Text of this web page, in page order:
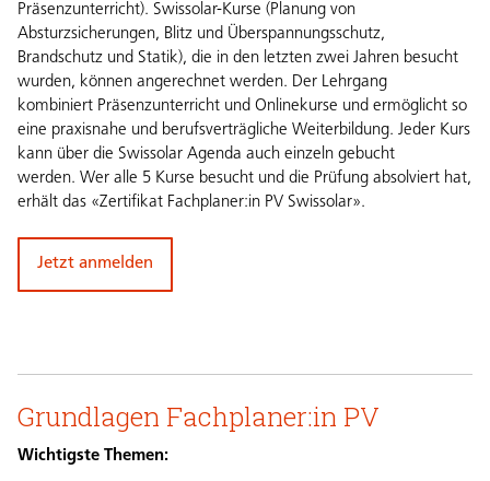
Präsenzunterricht). Swissolar-Kurse (Planung von
Absturzsicherungen, Blitz und Überspannungsschutz,
Brandschutz und Statik), die in den letzten zwei Jahren besucht
wurden, können angerechnet werden. Der Lehrgang
kombiniert Präsenzunterricht und Onlinekurse und ermöglicht so
eine praxisnahe und berufsverträgliche Weiterbildung. Jeder Kurs
kann über die Swissolar Agenda auch einzeln gebucht
werden. Wer alle 5 Kurse besucht und die Prüfung absolviert hat,
erhält das «Zertifikat Fachplaner:in PV Swissolar».
Jetzt anmelden
Grundlagen Fachplaner:in PV
Wichtigste Themen: